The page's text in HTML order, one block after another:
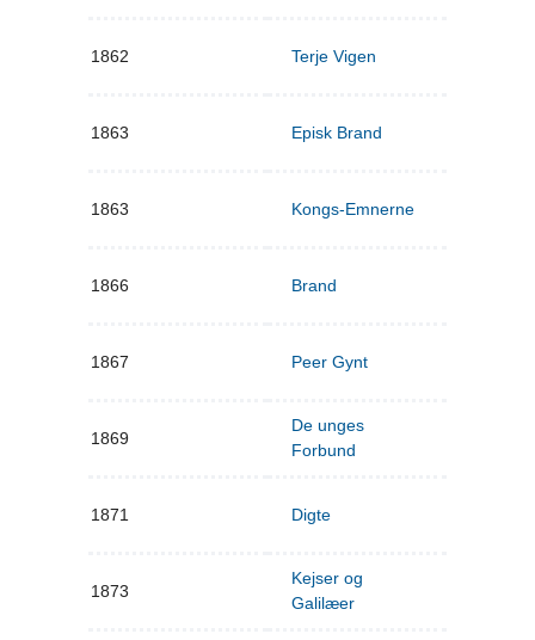
1862 Terje Vigen
1863 Episk Brand
1863 Kongs-Emnerne
1866 Brand
1867 Peer Gynt
1869
De unges
Forbund
1871 Digte
1873
Kejser og
Galilæer